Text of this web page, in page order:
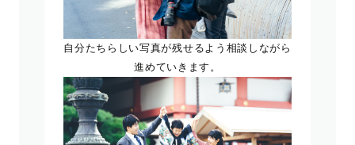
自分たちらしい写真が残せるよう相談しながら
進めていきます。